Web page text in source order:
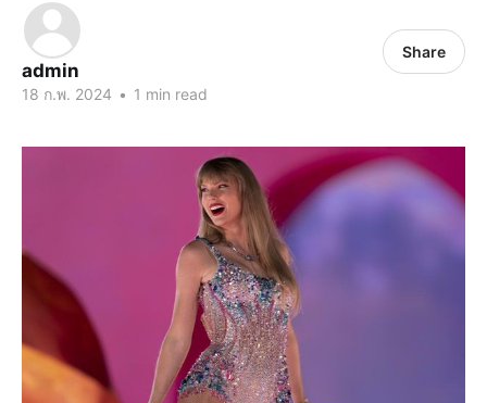
admin
18 ก.พ. 2024 • 1 min read
Share